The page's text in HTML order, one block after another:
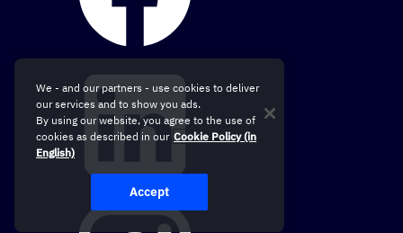
We - and our partners - use cookies to deliver
our services and to show you ads.
By using our website, you agree to the use of
cookies as described in our Cookie Policy (in
English)
Accept